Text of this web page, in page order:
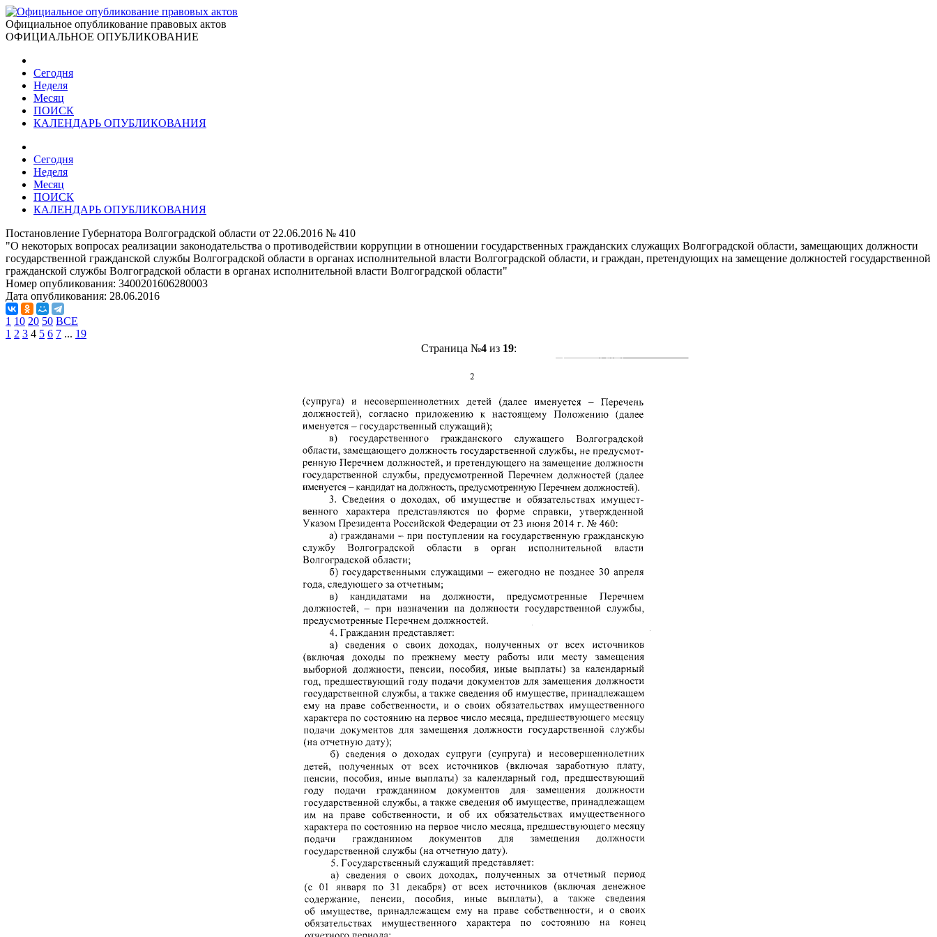
Официальное опубликование правовых актов
ОФИЦИАЛЬНОЕ ОПУБЛИКОВАНИЕ
Сегодня
Неделя
Месяц
ПОИСК
КАЛЕНДАРЬ ОПУБЛИКОВАНИЯ
Сегодня
Неделя
Месяц
ПОИСК
КАЛЕНДАРЬ ОПУБЛИКОВАНИЯ
Постановление Губернатора Волгоградской области от 22.06.2016 № 410
"О некоторых вопросах реализации законодательства о противодействии коррупции в отношении государственных гражданских служащих Волгоградской области, замещающих должности
государственной гражданской службы Волгоградской области в органах исполнительной власти Волгоградской области, и граждан, претендующих на замещение должностей государственной
гражданской службы Волгоградской области в органах исполнительной власти Волгоградской области"
Номер опубликования: 3400201606280003
Дата опубликования: 28.06.2016
1 10 20 50 ВСЕ
1 2 3 4 5 6 7 ... 19
Страница №4из 19: